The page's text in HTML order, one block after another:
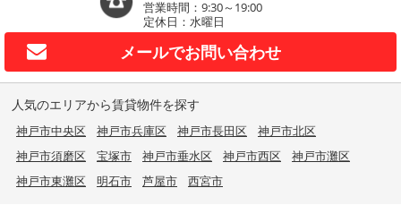
営業時間：9:30～19:00
定休日：水曜日
メールでお問い合わせ
人気のエリアから賃貸物件を探す
神戸市中央区 神戸市兵庫区 神戸市長田区
神戸市北区
神戸市須磨区
宝塚市 神戸市垂水区 神戸市西区
神戸市灘区
神戸市東灘区
明石市 芦屋市 西宮市